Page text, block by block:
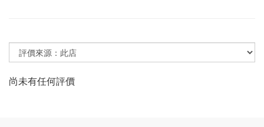
尚未有任何評價